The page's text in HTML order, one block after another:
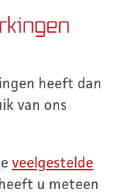
heeft dan
van ons
veelgestelde
u meteen